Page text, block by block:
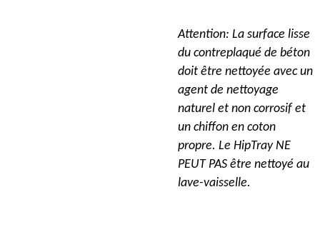
Attention: La surface lisse
du contreplaqué de béton
doit être nettoyée avec un
agent de nettoyage
naturel et non corrosif et
un chiffon en coton
propre. Le HipTray NE
PEUT PAS être nettoyé au
lave-vaisselle.